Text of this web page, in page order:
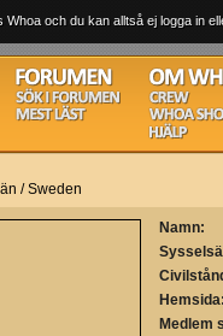
Whoa och du kan alltså ej logga in
/ Sweden
Namn:
Medlem